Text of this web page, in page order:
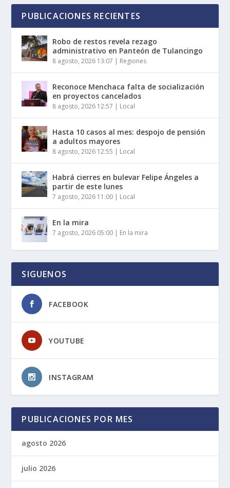
PUBLICACIONES RECIENTES
Robo de restos revela rezago
administrativo en Panteón de Tulancingo
8 agosto, 2026 13:07 | Regiones
Reconoce Menchaca falta de socialización
en proyectos cancelados
8 agosto, 2026 12:57 | Local
Hasta 10 casos al mes: despojo de pensión
a adultos mayores
8 agosto, 2026 12:55 | Local
Habrá cierres en bulevar Felipe Ángeles a
partir de este lunes
7 agosto, 2026 11:00 | Local
En la mira
7 agosto, 2026 05:00 | En la mira
SIGUENOS
FACEBOOK
YOUTUBE
INSTAGRAM
PUBLICACIONES POR MES
agosto 2026
julio 2026